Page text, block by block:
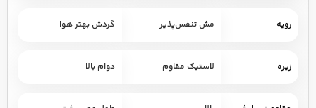
رویه مش تنفس‌پذیر گردش بهتر هوا
زیره لاستیک مقاوم دوام بالا